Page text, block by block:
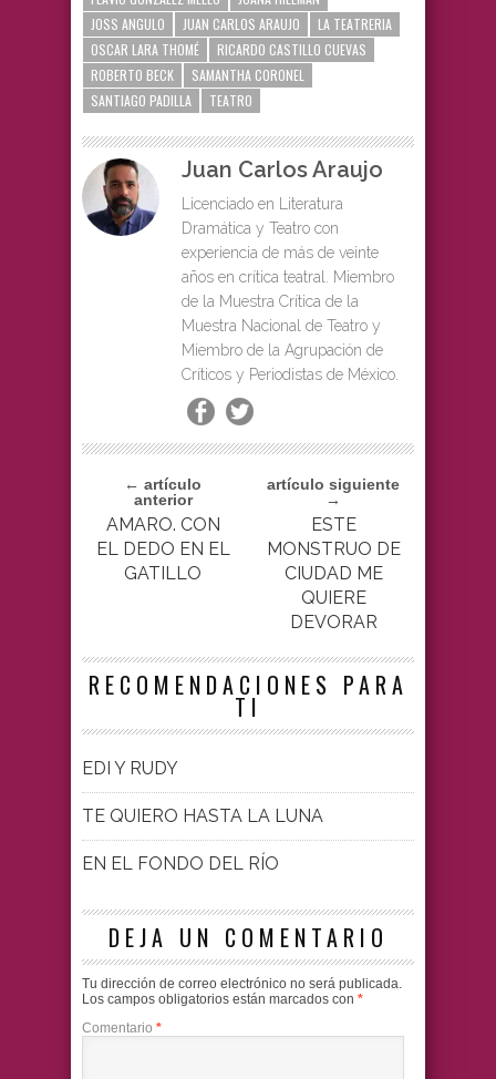
JOSS ANGULO
JUAN CARLOS ARAUJO
LA TEATRERIA
OSCAR LARA THOMÉ
RICARDO CASTILLO CUEVAS
ROBERTO BECK
SAMANTHA CORONEL
SANTIAGO PADILLA
TEATRO
Juan Carlos Araujo
Licenciado en Literatura
Dramática y Teatro con
experiencia de más de veinte
años en crítica teatral. Miembro
de la Muestra Crítica de la
Muestra Nacional de Teatro y
Miembro de la Agrupación de
Críticos y Periodistas de México.
← artículo
anterior
AMARO. CON
EL DEDO EN EL
GATILLO
artículo siguiente
→
ESTE
MONSTRUO DE
CIUDAD ME
QUIERE
DEVORAR
RECOMENDACIONES PARA
TI
EDI Y RUDY
TE QUIERO HASTA LA LUNA
EN EL FONDO DEL RÍO
DEJA UN COMENTARIO
Tu dirección de correo electrónico no será publicada.
Los campos obligatorios están marcados con *
Comentario *